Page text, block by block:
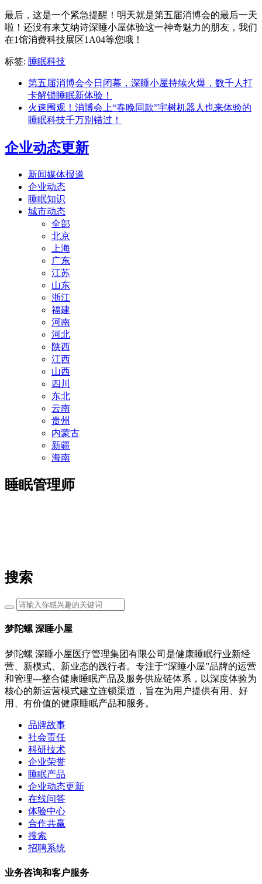
最后，这是一个紧急提醒！明天就是第五届消博会的最后一天
啦！还没有来艾纳诗深睡小屋体验这一神奇魅力的朋友，我们
在1馆消费科技展区1A04等您哦！
标签: 睡眠科技
第五届消博会今日闭幕，深睡小屋持续火爆，数千人打
卡解锁睡眠新体验！
火速围观！消博会上“春晚同款”宇树机器人也来体验的
睡眠科技千万别错过！
企业动态更新
新闻媒体报道
企业动态
睡眠知识
城市动态
全部
北京
上海
广东
江苏
山东
浙江
福建
河南
河北
陕西
江西
山西
四川
东北
云南
贵州
内蒙古
新疆
海南
睡眠管理师
搜索
梦陀螺 深睡小屋
梦陀螺 深睡小屋医疗管理集团有限公司是健康睡眠行业新经
营、新模式、新业态的践行者。专注于“深睡小屋”品牌的运营
和管理---整合健康睡眠产品及服务供应链体系，以深度体验为
核心的新运营模式建立连锁渠道，旨在为用户提供有用、好
用、有价值的健康睡眠产品和服务。
品牌故事
社会责任
科研技术
企业荣誉
睡眠产品
企业动态更新
在线问答
体验中心
合作共赢
搜索
招聘系统
业务咨询和客户服务